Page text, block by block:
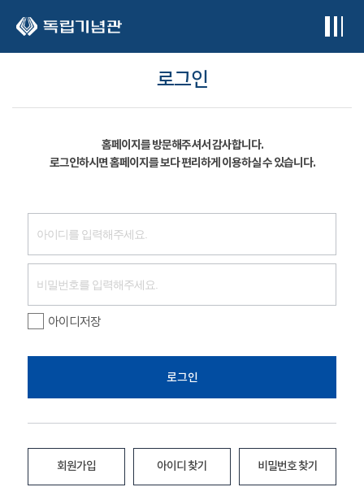
로그인
홈페이지를 방문해주셔서 감사합니다.
로그인하시면 홈페이지를 보다 편리하게 이용하실 수 있습니다.
아이디저장
로그인
회원가입 아이디 찾기 비밀번호 찾기